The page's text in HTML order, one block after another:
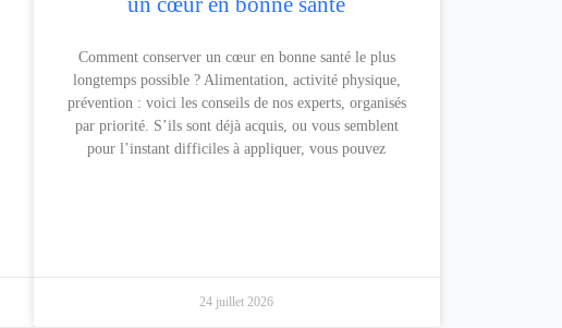
Comment conserver un cœur en bonne santé le plus
longtemps possible ? Alimentation, activité physique,
prévention : voici les conseils de nos experts, organisés
par priorité. S’ils sont déjà acquis, ou vous semblent
pour l’instant difficiles à appliquer, vous pouvez
24 juillet 2026